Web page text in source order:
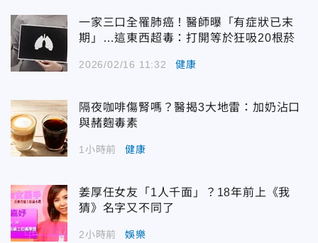
一家三口全罹肺癌！醫師曝「有症狀已末
期」…這東西超毒：打開等於狂吸20根菸
2026/02/16 11:32 健康
隔夜咖啡傷腎嗎？醫揭3大地雷：加奶沾口
與赭麴毒素
1小時前 健康
姜厚任女友「1人千面」？18年前上《我
猜》名字又不同了
2小時前 娛樂